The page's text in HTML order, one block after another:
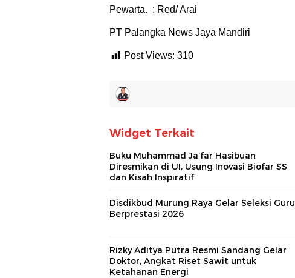
Pewarta. : Red/ Arai
PT Palangka News Jaya Mandiri
Post Views: 310
Widget Terkait
Buku Muhammad Ja’far Hasibuan
Diresmikan di UI, Usung Inovasi Biofar SS
dan Kisah Inspiratif
Disdikbud Murung Raya Gelar Seleksi Guru
Berprestasi 2026
Rizky Aditya Putra Resmi Sandang Gelar
Doktor, Angkat Riset Sawit untuk
Ketahanan Energi